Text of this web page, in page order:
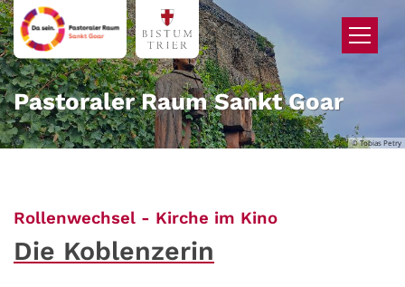
Zum Inhalt springen
© Tobias Petry
Pastoraler Raum Sankt Goar
Rollenwechsel - Kirche im Kino:
Die Koblenzerin